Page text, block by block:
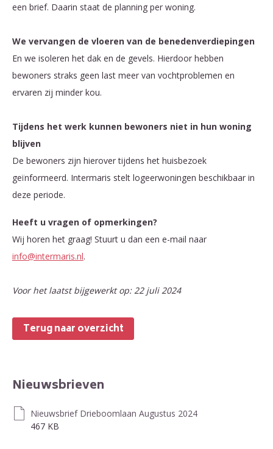
een brief. Daarin staat de planning per woning.
We vervangen de vloeren van de benedenverdiepingen
En we isoleren het dak en de gevels. Hierdoor hebben
bewoners straks geen last meer van vochtproblemen en
ervaren zij minder kou.
Tijdens het werk kunnen bewoners niet in hun woning
blijven
De bewoners zijn hierover tijdens het huisbezoek
geïnformeerd. Intermaris stelt logeerwoningen beschikbaar in
deze periode.
Heeft u vragen of opmerkingen?
Wij horen het graag! Stuurt u dan een e-mail naar
info@intermaris.nl.
Voor het laatst bijgewerkt op: 22 juli 2024
Terug naar overzicht
Nieuwsbrieven
Nieuwsbrief Drieboomlaan Augustus 2024
467 KB